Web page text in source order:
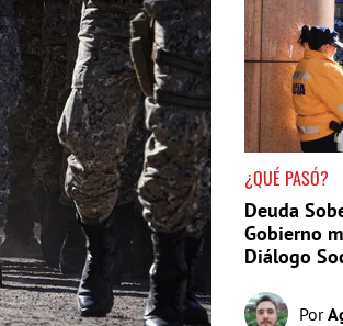
¿QUÉ PASÓ?
Deuda
Gobierno
Diálogo
Por